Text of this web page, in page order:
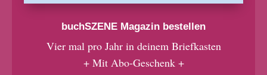
buchSZENE Magazin bestellen
Vier mal pro Jahr in deinem Briefkasten
+ Mit Abo-Geschenk +